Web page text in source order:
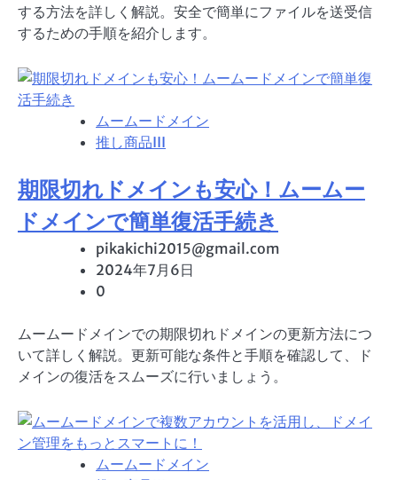
する方法を詳しく解説。安全で簡単にファイルを送受信
するための手順を紹介します。
ムームードメイン
推し商品III
期限切れドメインも安心！ムームー
ドメインで簡単復活手続き
pikakichi2015@gmail.com
2024年7月6日
0
ムームードメインでの期限切れドメインの更新方法につ
いて詳しく解説。更新可能な条件と手順を確認して、ド
メインの復活をスムーズに行いましょう。
ムームードメイン